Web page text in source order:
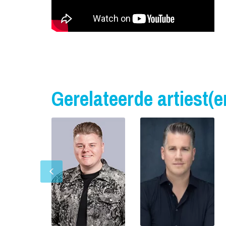
Gerelateerde